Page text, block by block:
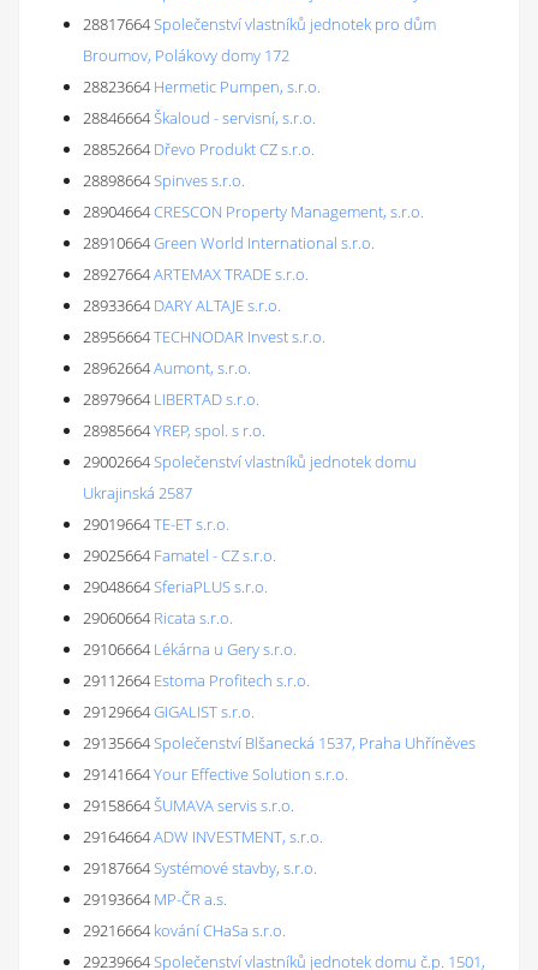
28817664Společenství vlastníků jednotek pro dům
Broumov, Polákovy domy 172
28823664 Hermetic Pumpen, s.r.o.
28846664Škaloud - servisní, s.r.o.
28852664 Dřevo Produkt CZ s.r.o.
28898664Spinves s.r.o.
28904664CRESCON Property Management, s.r.o.
28910664Green World International s.r.o.
28927664ARTEMAX TRADE s.r.o.
28933664 DARY ALTAJE s.r.o.
28956664TECHNODAR Invest s.r.o.
28962664Aumont, s.r.o.
28979664 LIBERTAD s.r.o.
28985664YREP, spol. s r.o.
29002664Společenství vlastníků jednotek domu
Ukrajinská 2587
29019664TE-ET s.r.o.
29025664 Famatel - CZ s.r.o.
29048664SferiaPLUS s.r.o.
29060664 Ricata s.r.o.
29106664 Lékárna u Gery s.r.o.
29112664 Estoma Profitech s.r.o.
29129664GIGALIST s.r.o.
29135664Společenství Blšanecká 1537, Praha Uhříněves
29141664Your Effective Solution s.r.o.
29158664ŠUMAVA servis s.r.o.
29164664ADW INVESTMENT, s.r.o.
29187664Systémové stavby, s.r.o.
29193664 MP-ČR a.s.
29216664 kování CHaSa s.r.o.
29239664Společenství vlastníků jednotek domu č.p. 1501,